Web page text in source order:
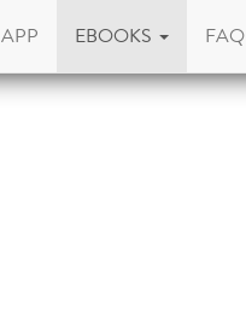
APP EBOOKS FAQ